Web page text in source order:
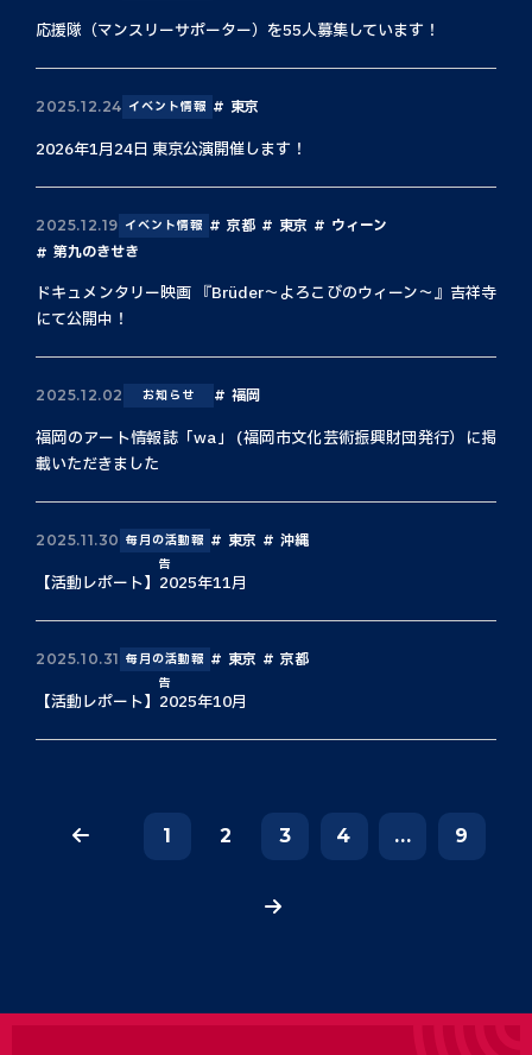
応援隊（マンスリーサポーター）を55人募集しています！
2025.12.24 イベント情報 東京
2026年1月24日 東京公演開催します！
2025.12.19 イベント情報 京都 東京
ウィーン
第九のきせき
ドキュメンタリー映画 『Brüder〜よろこびのウィーン〜』吉祥寺
にて公開中！
2025.12.02 お知らせ 福岡
福岡のアート情報誌「wa」 (福岡市文化芸術振興財団発行）に掲
載いただきました
2025.11.30 毎月の活動報
告
東京 沖縄
【活動レポート】2025年11月
2025.10.31 毎月の活動報
告
東京 京都
【活動レポート】2025年10月
1 2 3 4 ... 9